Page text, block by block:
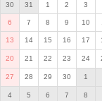
30 31 1 2 3
6 7 8 9 10
13 14 15 16 17
20 21 22 23 24
27 28 29 30 1
4 5 6 7 8